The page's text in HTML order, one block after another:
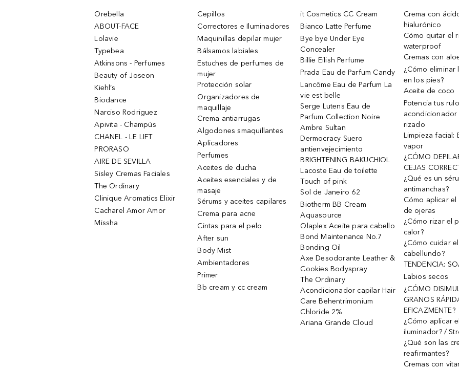
Orebella
ABOUT-FACE
Lolavie
Typebea
Atkinsons - Perfumes
Beauty of Joseon
Kiehl’s
Biodance
Narciso Rodriguez
Apivita - Champús
CHANEL - LE LIFT
PRORASO
AIRE DE SEVILLA
Sisley Cremas Faciales
The Ordinary
Clinique Aromatics Elixir
Cacharel Amor Amor
Missha
Cepillos
Correctores e Iluminadores
Maquinillas depilar mujer
Bálsamos labiales
Estuches de perfumes de
mujer
Protección solar
Organizadores de
maquillaje
Crema antiarrugas
Algodones smaquillantes
Aplicadores
Perfumes
Aceites de ducha
Aceites esenciales y de
masaje
Sérums y aceites capilares
Crema para acne
Cintas para el pelo
After sun
Body Mist
Ambientadores
Primer
Bb cream y cc cream
it Cosmetics CC Cream
Bianco Latte Perfume
Bye bye Under Eye
Concealer
Billie Eilish Perfume
Prada Eau de Parfum Candy
Lancôme Eau de Parfum La
vie est belle
Serge Lutens Eau de
Parfum Collection Noire
Ambre Sultan
Dermocracy Suero
antienvejecimiento
BRIGHTENING BAKUCHIOL
Lacoste Eau de toilette
Touch of pink
Sol de Janeiro 62
Biotherm BB Cream
Aquasource
Olaplex Aceite para cabello
Bond Maintenance No.7
Bonding Oil
Axe Desodorante Leather &
Cookies Bodyspray
The Ordinary
Acondicionador capilar Hair
Care Behentrimonium
Chloride 2%
Ariana Grande Cloud
Crema con
hialurónico
Cómo quitar el
waterproof
Cremas con
¿Cómo eliminar
en los pies?
Aceite de coco
Potencia tus
rizado
Limpieza facial:
vapor
¿CÓMO
CEJAS
¿Qué es un
antimanchas?
Cómo aplicar
de ojeras
¿Cómo rizar el
calor?
¿Cómo cuidar
cabellundo?
TENDENCIA:
Labios secos
¿CÓMO
GRANOS
EFICAZMENTE?
¿Cómo aplicar el
iluminador? /
¿Qué son las
reafirmantes?
Cremas con